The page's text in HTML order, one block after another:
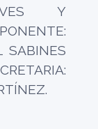
Y
SABINES